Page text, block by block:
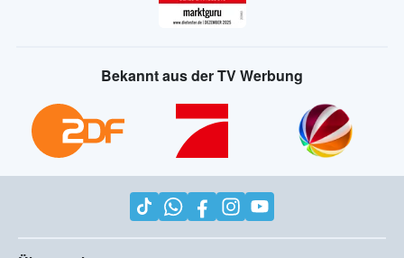
Bekannt aus der TV Werbung